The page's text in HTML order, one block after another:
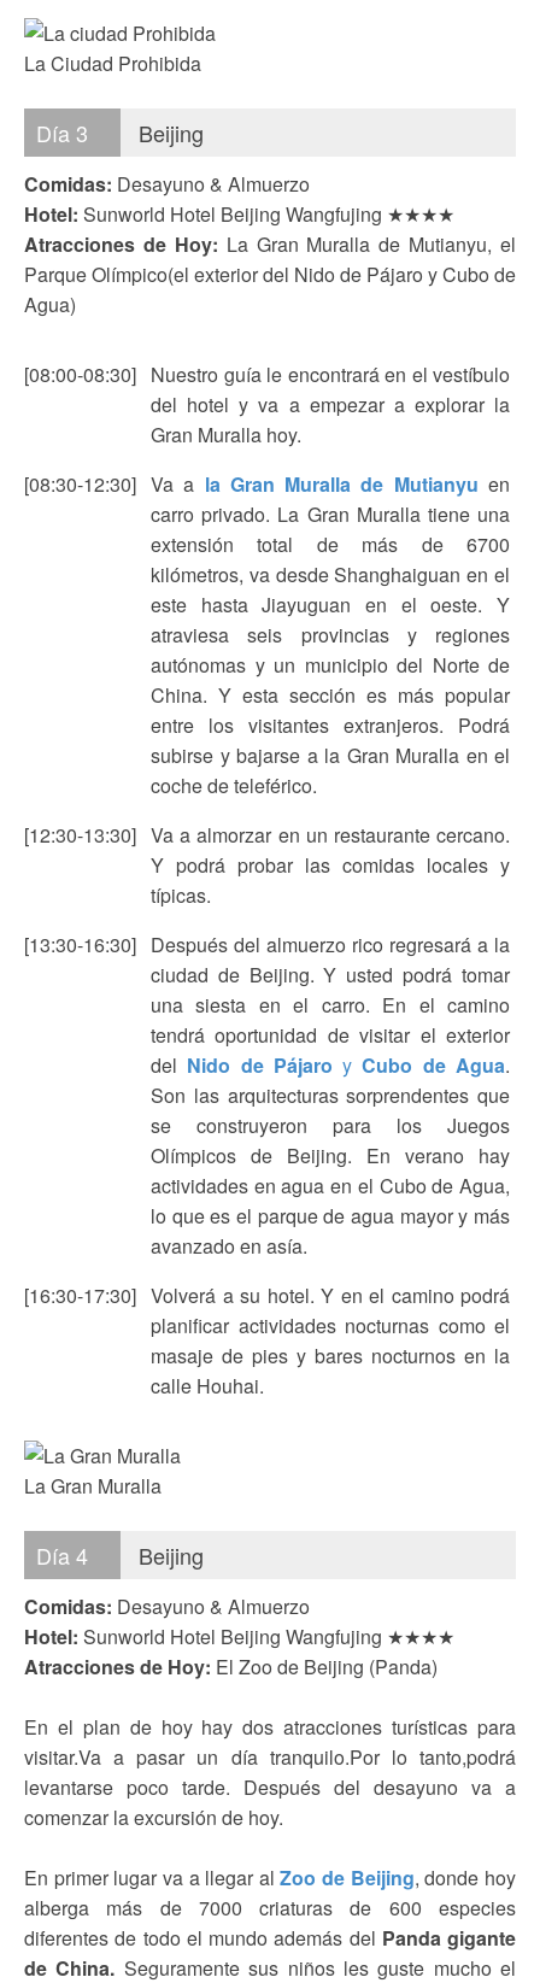
La Ciudad Prohibida
Día 3 Beijing
Comidas: Desayuno & Almuerzo
Hotel: Sunworld Hotel Beijing Wangfujing ★★★★
Atracciones de Hoy: La Gran Muralla de Mutianyu, el
Parque Olímpico(el exterior del Nido de Pájaro y Cubo de
Agua)
[08:00-08:30] Nuestro guía le encontrará en el vestíbulo
del hotel y va a empezar a explorar la
Gran Muralla hoy.
[08:30-12:30] Va a la Gran Muralla de Mutianyu en
carro privado. La Gran Muralla tiene una
extensión total de más de 6700
kilómetros, va desde Shanghaiguan en el
este hasta Jiayuguan en el oeste. Y
atraviesa seis provincias y regiones
autónomas y un municipio del Norte de
China. Y esta sección es más popular
entre los visitantes extranjeros. Podrá
subirse y bajarse a la Gran Muralla en el
coche de teleférico.
[12:30-13:30] Va a almorzar en un restaurante cercano.
Y podrá probar las comidas locales y
típicas.
[13:30-16:30] Después del almuerzo rico regresará a la
ciudad de Beijing. Y usted podrá tomar
una siesta en el carro. En el camino
tendrá oportunidad de visitar el exterior
del Nido de PájaroyCubo de Agua.
Son las arquitecturas sorprendentes que
se construyeron para los Juegos
Olímpicos de Beijing. En verano hay
actividades en agua en el Cubo de Agua,
lo que es el parque de agua mayor y más
avanzado en asía.
[16:30-17:30] Volverá a su hotel. Y en el camino podrá
planificar actividades nocturnas como el
masaje de pies y bares nocturnos en la
calle Houhai.
La Gran Muralla
Día 4 Beijing
Comidas: Desayuno & Almuerzo
Hotel: Sunworld Hotel Beijing Wangfujing ★★★★
Atracciones de Hoy: El Zoo de Beijing (Panda)
En el plan de hoy hay dos atracciones turísticas para
visitar.Va a pasar un día tranquilo.Por lo tanto,podrá
levantarse poco tarde. Después del desayuno va a
comenzar la excursión de hoy.
En primer lugar va a llegar alZoo de Beijing, donde hoy
alberga más de 7000 criaturas de 600 especies
diferentes de todo el mundo además del Panda gigante
de China. Seguramente sus niños les guste mucho el